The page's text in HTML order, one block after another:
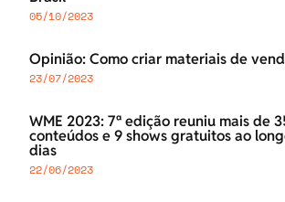
05/10/2023
Opinião: Como criar materiais de
23/07/2023
WME 2023: 7ª edição reuniu mais de
conteúdos e 9 shows gratuitos ao
dias
22/06/2023